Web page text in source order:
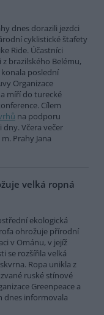
dnes dorazili jezdci
cyklistické štafety
Ride. Účastníci
z brazilského Belému,
konala poslední
Organizace
míří do turecké
Cílem
na podporu
dny. Včera večer
Prahy Jana
velká ropná
ekologická
ohrožuje přírodní
v Ománu, v jejíž
se rozšířila velká
Ropa unikla z
ruské stínové
Greenpeace a
dnes informovala